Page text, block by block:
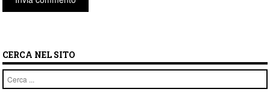
CERCA NEL SITO
Cerca